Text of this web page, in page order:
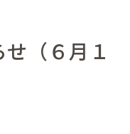
（６月１